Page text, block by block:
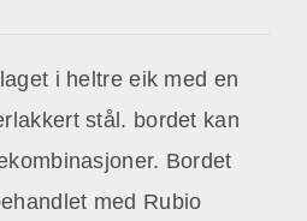
i heltre eik med en
stål. bordet kan
Bordet
med Rubio